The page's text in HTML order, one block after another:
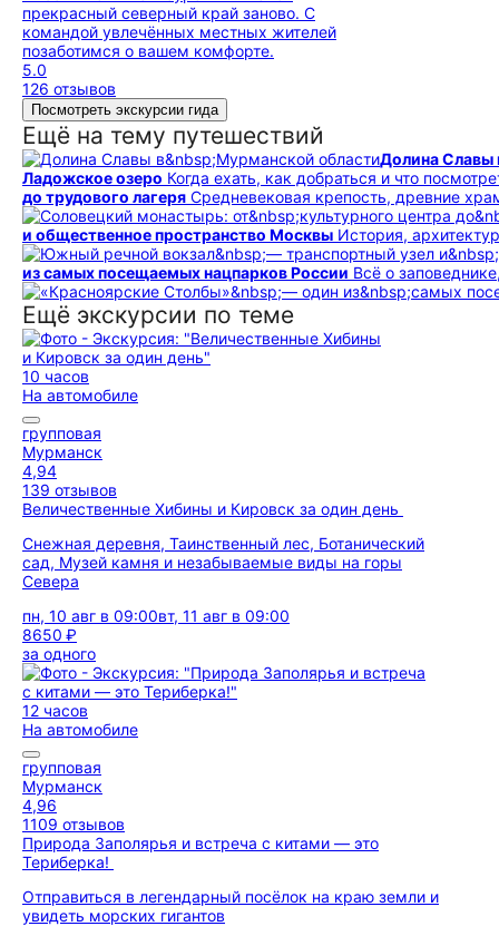
прекрасный северный край заново. С
командой увлечённых местных жителей
позаботимся о вашем комфорте.
5.0
126 отзывов
Посмотреть экскурсии гида
Ещё на тему путешествий
Долина Славы
Ладожское озеро Когда ехать, как добраться и что
до трудового лагеря Средневековая крепость, древние
и общественное пространство Москвы История,
из самых посещаемых нацпарков России Всё о
Ещё экскурсии по теме
10 часов
На автомобиле
групповая
Мурманск
4,94
139 отзывов
Величественные Хибины и Кировск за один день
Снежная деревня, Таинственный лес, Ботанический
сад, Музей камня и незабываемые виды на горы
Севера
пн, 10 авг в 09:00вт, 11 авг в 09:00
8650 ₽
за одного
12 часов
На автомобиле
групповая
Мурманск
4,96
1109 отзывов
Природа Заполярья и встреча с китами — это
Териберка!
Отправиться в легендарный посёлок на краю земли и
увидеть морских гигантов